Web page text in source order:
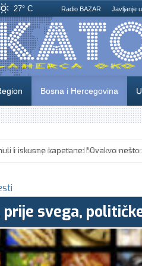
27° C Radio BAZAR Javljanje
Bosna i Hercegovina
svega,